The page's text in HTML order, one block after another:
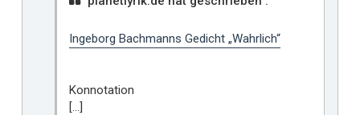
Ingeborg Bachmanns Gedicht „Wahrlich“
Konnotation
[...]